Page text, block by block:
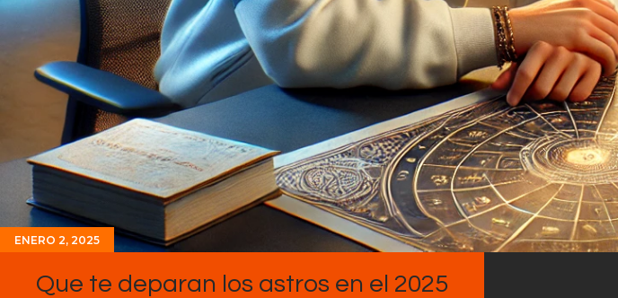
ENERO 2, 2025
Que te deparan los astros en el 2025